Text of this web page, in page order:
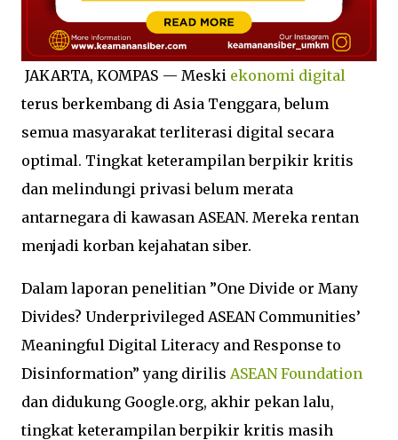
JAKARTA, KOMPAS — Meski ekonomi digital
terus berkembang di Asia Tenggara, belum
semua masyarakat terliterasi digital secara
optimal. Tingkat keterampilan berpikir kritis
dan melindungi privasi belum merata
antarnegara di kawasan ASEAN. Mereka rentan
menjadi korban kejahatan siber.
Dalam laporan penelitian ”One Divide or Many
Divides? Underprivileged ASEAN Communities’
Meaningful Digital Literacy and Response to
Disinformation” yang dirilis ASEAN Foundation
dan didukung Google.org, akhir pekan lalu,
tingkat keterampilan berpikir kritis masih